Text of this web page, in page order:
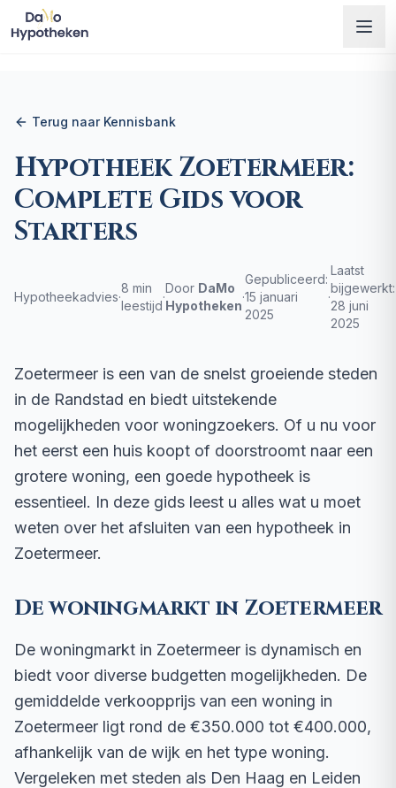
Terug naar Kennisbank
Hypotheek Zoetermeer:
Complete Gids voor
Starters
Hypotheekadvies·
8 min
leestijd
·
Door DaMo
Hypotheken
·
Gepubliceerd:
15 januari
2025
·
Laatst
bijgewerkt:
28 juni
2025
Zoetermeer is een van de snelst groeiende steden
in de Randstad en biedt uitstekende
mogelijkheden voor woningzoekers. Of u nu voor
het eerst een huis koopt of doorstroomt naar een
grotere woning, een goede hypotheek is
essentieel. In deze gids leest u alles wat u moet
weten over het afsluiten van een hypotheek in
Zoetermeer.
De woningmarkt in Zoetermeer
De woningmarkt in Zoetermeer is dynamisch en
biedt voor diverse budgetten mogelijkheden. De
gemiddelde verkoopprijs van een woning in
Zoetermeer ligt rond de €350.000 tot €400.000,
afhankelijk van de wijk en het type woning.
Vergeleken met steden als Den Haag en Leiden